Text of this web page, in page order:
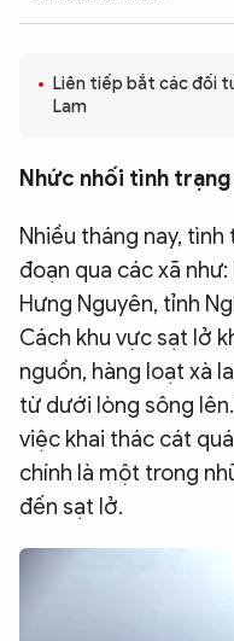
ĐA PHƯƠNG TIỆN
eMagazine
Video
Infographic
Chuyên trangAn ninh thế giới
Chuyên đề
Liên tiếp bắt các đối
Lam
Nhức nhối tình
Nhiều tháng nay,
đoạn qua các xã như:
Hưng Nguyên, tỉnh
Cách khu vực sạt lở
nguồn, hàng loạt xà
từ dưới lòng sông
việc khai thác cát
chính là một trong
đến sạt lở.